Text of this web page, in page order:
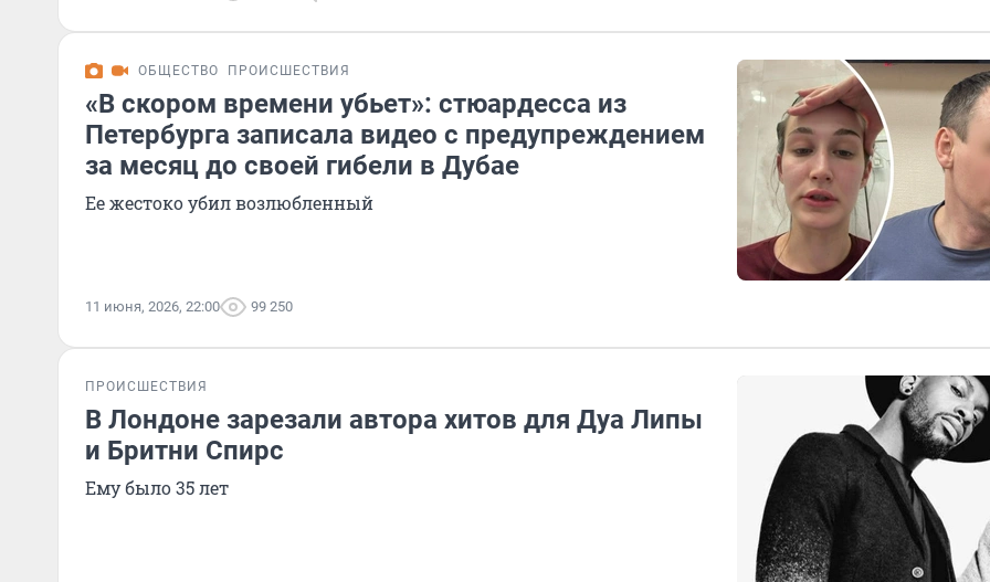
ОБЩЕСТВО ПРОИСШЕСТВИЯ
«В скором времени убьет»: стюардесса из
Петербурга записала видео с предупреждением
за месяц до своей гибели в Дубае
Ее жестоко убил возлюбленный
11 июня, 2026, 22:00 99 250
ПРОИСШЕСТВИЯ
В Лондоне зарезали автора хитов для Дуа Липы
и Бритни Спирс
Ему было 35 лет